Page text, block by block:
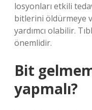
losyonları etkili
bitlerini öldürmeye
yardımcı olabilir.
önemlidir.
Bit
yapmalı?